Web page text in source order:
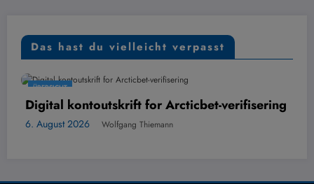
Das hast du vielleicht verpasst
for Arcticbet-verifisering
Wolfgang Thiemann
Scadenza